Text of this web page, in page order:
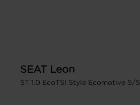
SEAT Leon
ST 1.0 EcoTSI Style Ecomotive S/S